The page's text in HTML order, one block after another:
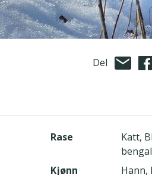
Del
Rase
Katt,
Kjønn
Hann,